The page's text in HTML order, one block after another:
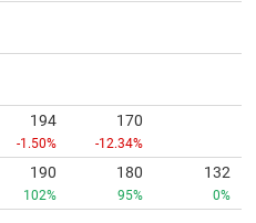
194
-1.50%
170
-12.34%
190
102%
180
95%
132
0%